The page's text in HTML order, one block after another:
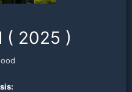
( 2025 )